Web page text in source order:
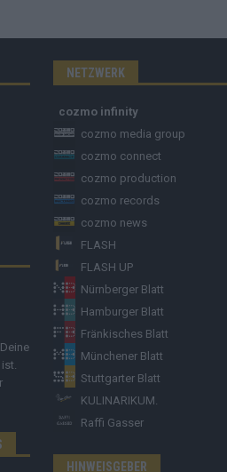
NETZWERK
cozmo infinity
cozmo media group
cozmo connect
cozmo production
cozmo records
cozmo news
FLASH
FLASH UP
Nürnberger Blatt
Hamburger Blatt
Fränkisches Blatt
Münchener Blatt
Stuttgarter Blatt
KULINARIKUM.
Raffi Gasser
HINWEISGEBER